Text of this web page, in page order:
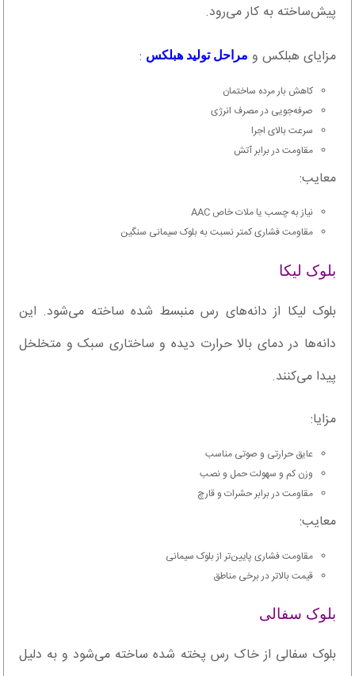
پیش‌ساخته به کار می‌رود.
مزایای هبلکس و مراحل تولید هبلکس :
کاهش بار مرده ساختمان
صرفه‌جویی در مصرف انرژی
سرعت بالای اجرا
مقاومت در برابر آتش
معایب:
نیاز به چسب یا ملات خاص AAC
مقاومت فشاری کمتر نسبت به بلوک سیمانی سنگین
بلوک لیکا
بلوک لیکا از دانه‌های رس منبسط ‌شده ساخته می‌شود. این
دانه‌ها در دمای بالا حرارت دیده و ساختاری سبک و متخلخل
پیدا می‌کنند.
مزایا:
عایق حرارتی و صوتی مناسب
وزن کم و سهولت حمل و نصب
مقاومت در برابر حشرات و قارچ
معایب:
مقاومت فشاری پایین‌تر از بلوک سیمانی
قیمت بالاتر در برخی مناطق
بلوک سفالی
بلوک سفالی از خاک رس پخته ‌شده ساخته می‌شود و به ‌دلیل